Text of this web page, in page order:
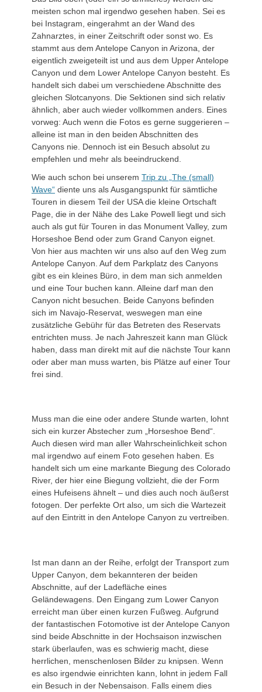
meisten schon mal irgendwo gesehen haben. Sei es
bei Instagram, eingerahmt an der Wand des
Zahnarztes, in einer Zeitschrift oder sonst wo. Es
stammt aus dem Antelope Canyon in Arizona, der
eigentlich zweigeteilt ist und aus dem Upper Antelope
Canyon und dem Lower Antelope Canyon besteht. Es
handelt sich dabei um verschiedene Abschnitte des
gleichen Slotcanyons. Die Sektionen sind sich relativ
ähnlich, aber auch wieder vollkommen anders. Eines
vorweg: Auch wenn die Fotos es gerne suggerieren –
alleine ist man in den beiden Abschnitten des
Canyons nie. Dennoch ist ein Besuch absolut zu
empfehlen und mehr als beeindruckend.
Wie auch schon bei unserem Trip zu „The (small)
Wave“ diente uns als Ausgangspunkt für sämtliche
Touren in diesem Teil der USA die kleine Ortschaft
Page, die in der Nähe des Lake Powell liegt und sich
auch als gut für Touren in das Monument Valley, zum
Horseshoe Bend oder zum Grand Canyon eignet.
Von hier aus machten wir uns also auf den Weg zum
Antelope Canyon. Auf dem Parkplatz des Canyons
gibt es ein kleines Büro, in dem man sich anmelden
und eine Tour buchen kann. Alleine darf man den
Canyon nicht besuchen. Beide Canyons befinden
sich im Navajo-Reservat, weswegen man eine
zusätzliche Gebühr für das Betreten des Reservats
entrichten muss. Je nach Jahreszeit kann man Glück
haben, dass man direkt mit auf die nächste Tour kann
oder aber man muss warten, bis Plätze auf einer Tour
frei sind.
Muss man die eine oder andere Stunde warten, lohnt
sich ein kurzer Abstecher zum „Horseshoe Bend“.
Auch diesen wird man aller Wahrscheinlichkeit schon
mal irgendwo auf einem Foto gesehen haben. Es
handelt sich um eine markante Biegung des Colorado
River, der hier eine Biegung vollzieht, die der Form
eines Hufeisens ähnelt – und dies auch noch äußerst
fotogen. Der perfekte Ort also, um sich die Wartezeit
auf den Eintritt in den Antelope Canyon zu vertreiben.
Ist man dann an der Reihe, erfolgt der Transport zum
Upper Canyon, dem bekannteren der beiden
Abschnitte, auf der Ladefläche eines
Geländewagens. Den Eingang zum Lower Canyon
erreicht man über einen kurzen Fußweg. Aufgrund
der fantastischen Fotomotive ist der Antelope Canyon
sind beide Abschnitte in der Hochsaison inzwischen
stark überlaufen, was es schwierig macht, diese
herrlichen, menschenlosen Bilder zu knipsen. Wenn
es also irgendwie einrichten kann, lohnt in jedem Fall
ein Besuch in der Nebensaison. Falls einem dies